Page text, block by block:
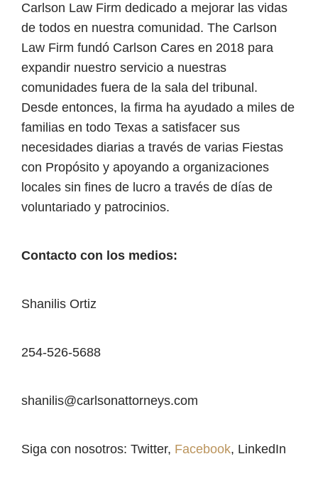
Carlson Law Firm dedicado a mejorar las vidas
de todos en nuestra comunidad. The Carlson
Law Firm fundó Carlson Cares en 2018 para
expandir nuestro servicio a nuestras
comunidades fuera de la sala del tribunal.
Desde entonces, la firma ha ayudado a miles de
familias en todo Texas a satisfacer sus
necesidades diarias a través de varias Fiestas
con Propósito y apoyando a organizaciones
locales sin fines de lucro a través de días de
voluntariado y patrocinios.
Contacto con los medios:
Shanilis Ortiz
254-526-5688
shanilis@carlsonattorneys.com
Siga con nosotros: Twitter, Facebook, LinkedIn